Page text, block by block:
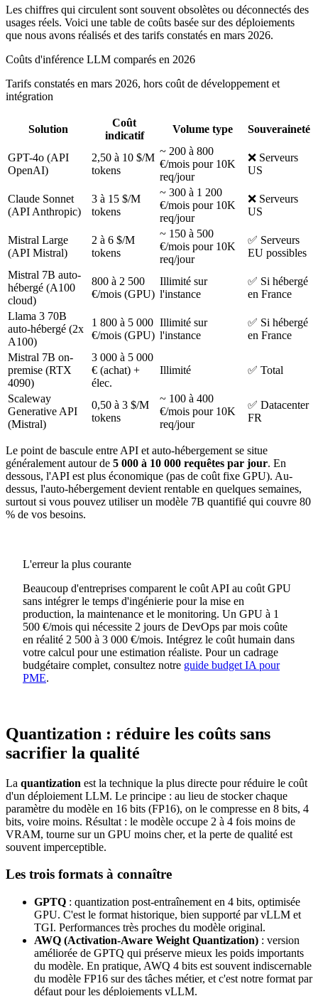
Les chiffres qui circulent sont souvent obsolètes ou déconnectés des
usages réels. Voici une table de coûts basée sur des déploiements
que nous avons réalisés et des tarifs constatés en mars 2026.
Coûts d'inférence LLM comparés en 2026
Tarifs constatés en mars 2026, hors coût de développement et
intégration
Solution
Coût
indicatif
Volume type Souveraineté
GPT-4o (API
OpenAI)
2,50 à 10 $/M
tokens
~ 200 à 800
€/mois pour 10K
req/jour
❌ Serveurs
US
Claude Sonnet
(API Anthropic)
3 à 15 $/M
tokens
~ 300 à 1 200
€/mois pour 10K
req/jour
❌ Serveurs
US
Mistral Large
(API Mistral)
2 à 6 $/M
tokens
~ 150 à 500
€/mois pour 10K
req/jour
✅ Serveurs
EU possibles
Mistral 7B auto-
hébergé (A100
cloud)
800 à 2 500
€/mois (GPU)
Illimité sur
l'instance
✅ Si hébergé
en France
Llama 3 70B
auto-hébergé (2x
A100)
1 800 à 5 000
€/mois (GPU)
Illimité sur
l'instance
✅ Si hébergé
en France
Mistral 7B on-
premise (RTX
4090)
3 000 à 5 000
€ (achat) +
élec.
Illimité ✅ Total
Scaleway
Generative API
(Mistral)
0,50 à 3 $/M
tokens
~ 100 à 400
€/mois pour 10K
req/jour
✅ Datacenter
FR
Le point de bascule entre API et auto-hébergement se situe
généralement autour de 5 000 à 10 000 requêtes par jour. En
dessous, l'API est plus économique (pas de coût fixe GPU). Au-
dessus, l'auto-hébergement devient rentable en quelques semaines,
surtout si vous pouvez utiliser un modèle 7B quantifié qui couvre 80
% de vos besoins.
L'erreur la plus courante
Beaucoup d'entreprises comparent le coût API au coût GPU
sans intégrer le temps d'ingénierie pour la mise en
production, la maintenance et le monitoring. Un GPU à 1
500 €/mois qui nécessite 2 jours de DevOps par mois coûte
en réalité 2 500 à 3 000 €/mois. Intégrez le coût humain dans
votre calcul pour une estimation réaliste. Pour un cadrage
budgétaire complet, consultez notre guide budget IA pour
PME.
Quantization : réduire les coûts sans
sacrifier la qualité
La quantization est la technique la plus directe pour réduire le coût
d'un déploiement LLM. Le principe : au lieu de stocker chaque
paramètre du modèle en 16 bits (FP16), on le compresse en 8 bits, 4
bits, voire moins. Résultat : le modèle occupe 2 à 4 fois moins de
VRAM, tourne sur un GPU moins cher, et la perte de qualité est
souvent imperceptible.
Les trois formats à connaître
GPTQ : quantization post-entraînement en 4 bits, optimisée
GPU. C'est le format historique, bien supporté par vLLM et
TGI. Performances très proches du modèle original.
AWQ (Activation-Aware Weight Quantization) : version
améliorée de GPTQ qui préserve mieux les poids importants
du modèle. En pratique, AWQ 4 bits est souvent indiscernable
du modèle FP16 sur des tâches métier, et c'est notre format par
défaut pour les déploiements vLLM.